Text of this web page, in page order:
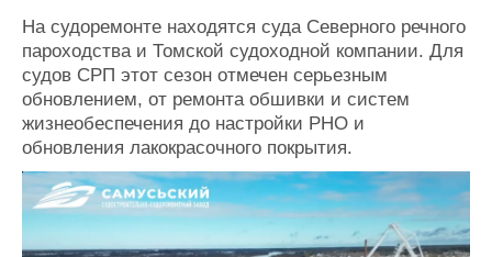
Новости
Компании
Репутация
Работа
Крюинг
Журнал
Реклама
Продажа флота
Оборудование
Изделия
Материалы
Услуги
Флот
На судоремонте находятся суда Северного речного
пароходства и Томской судоходной компании. Для
судов СРП этот сезон отмечен серьезным
обновлением, от ремонта обшивки и систем
жизнеобеспечения до настройки РНО и
обновления лакокрасочного покрытия.